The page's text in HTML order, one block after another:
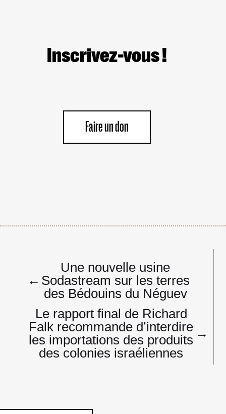
Inscrivez-vous !
Faire un don
Navigation
l’article
←
Une nouvelle usine
Sodastream sur les terres
des Bédouins du Néguev
Le rapport final de Richard
Falk recommande d’interdire
les importations des produits
des colonies israéliennes
→